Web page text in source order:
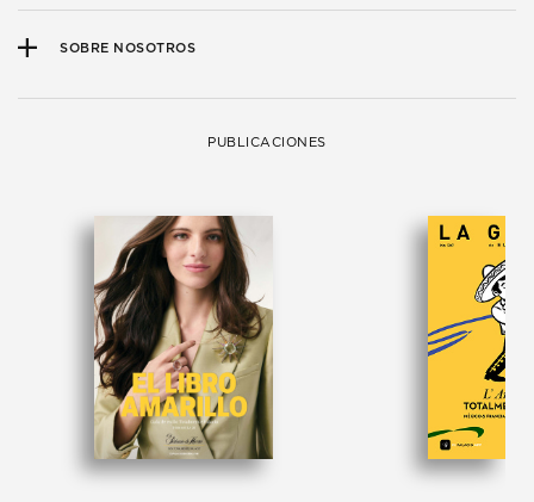
SOBRE NOSOTROS
PUBLICACIONES